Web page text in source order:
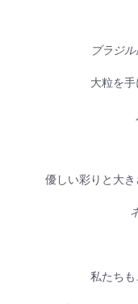
ブラジ
大粒を
優しい彩りと大
私たちも